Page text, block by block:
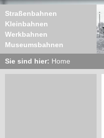
Straßenbahnen
Kleinbahnen
Werkbahnen
Museumsbahnen
Sie sind hier: Home